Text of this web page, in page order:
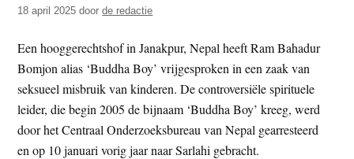
s
t
e
e
e
s
i
t
e
18 april 2025 doorde redactie
Een hooggerechtshof in Janakpur, Nepal heeft Ram Bahadur
Bomjon alias ‘Buddha Boy’ vrijgesproken in een zaak van
seksueel misbruik van kinderen. De controversiële spirituele
leider, die begin 2005 de bijnaam ‘Buddha Boy’ kreeg, werd
door het Centraal Onderzoeksbureau van Nepal gearresteerd
en op 10 januari vorig jaar naar Sarlahi gebracht.